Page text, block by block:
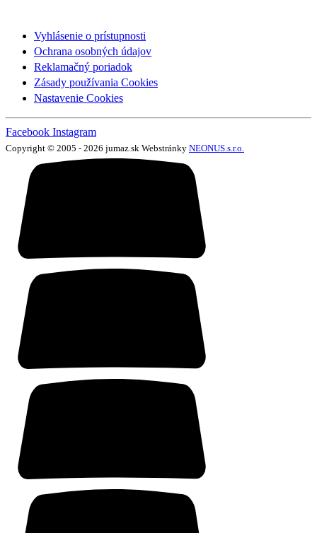
Vyhlásenie o prístupnosti
Ochrana osobných údajov
Reklamačný poriadok
Zásady používania Cookies
Nastavenie Cookies
Facebook Instagram
Copyright © 2005 - 2026 jumaz.sk Webstránky NEONUS.s.r.o.